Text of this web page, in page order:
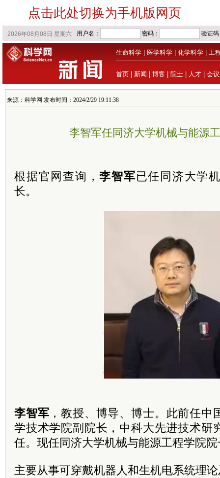
点击此处切换为手机版网页
生命科学 医学科学 化学科学 工
首页 新闻 博客 院士 人才 会议
来源：科学网 发布时间：2024/2/29 19:11:38
李智军任同济大学机械与能源
根据官网查询，李智军已任同济大学
长。
李智军 ，教授、博导、博士。此前任中
学技术学院副院长，中科大先进技术研
任。现任同济大学机械与能源工程学院
主要从事可穿戴机器人和生机电系统理